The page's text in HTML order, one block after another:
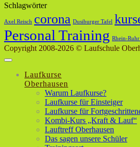
Schlagwörter
Axel Reisch corona Dusiburger Tafel
Personal Training Rhein-
Copyright 2008-2026 © Laufschule
Laufkurse
Oberhausen
Warum Laufkurse?
Laufkurse für Einsteiger
Laufkurse für
Kombi-Kurs „Kraft & Lauf“
Lauftreff Oberhausen
Das sagen unsere Schüler